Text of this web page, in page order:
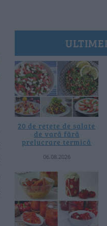
20 de rețete de salate
de vară fără
prelucrare termică
06.08.2026